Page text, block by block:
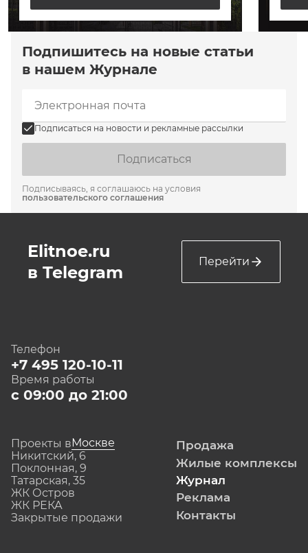
Подпишитесь на новые статьи
в нашем Журнале
Подписаться на новости и рекламные рассылки
Подписаться
Подписываясь, я соглашаюсь на условия
пользовательского соглашения
Elitnoe.ru
в Telegram
Перейти
Телефон
+7 495 120-10-11
Время работы
с 09:00 до 21:00
Проекты вМоскве
Никитский, 6
Поклонная, 9
Татарская, 35
ЖК Остров
ЖК РЕКА
Закрытые продажи
Продажа
Жилые комплексы
Журнал
Реклама
Контакты